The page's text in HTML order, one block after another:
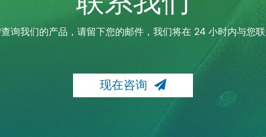
询我们的产品，请留下您的邮件，我们将在 24 小时内与您
现在咨询